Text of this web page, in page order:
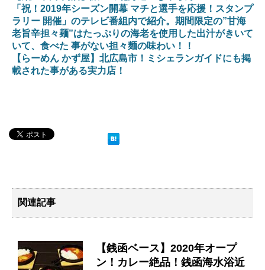
「祝！2019年シーズン開幕 マチと選手を応援！スタンプ
ラリー 開催」のテレビ番組内で紹介。期間限定の”甘海
老旨辛担々麺”はたっぷりの海老を使用した出汁がきいて
いて、食べた 事がない担々麺の味わい！！
【らーめん かず屋】北広島市！ミシェランガイドにも掲
載された事がある実力店！
関連記事
【銭函ベース】2020年オープ
ン！カレー絶品！銭函海水浴近